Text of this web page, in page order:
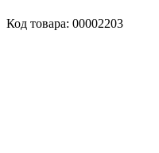
Код товара: 00002203